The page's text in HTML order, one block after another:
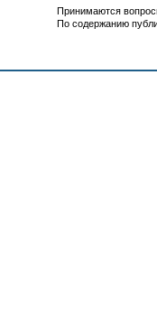
Принимаются
По содержанию